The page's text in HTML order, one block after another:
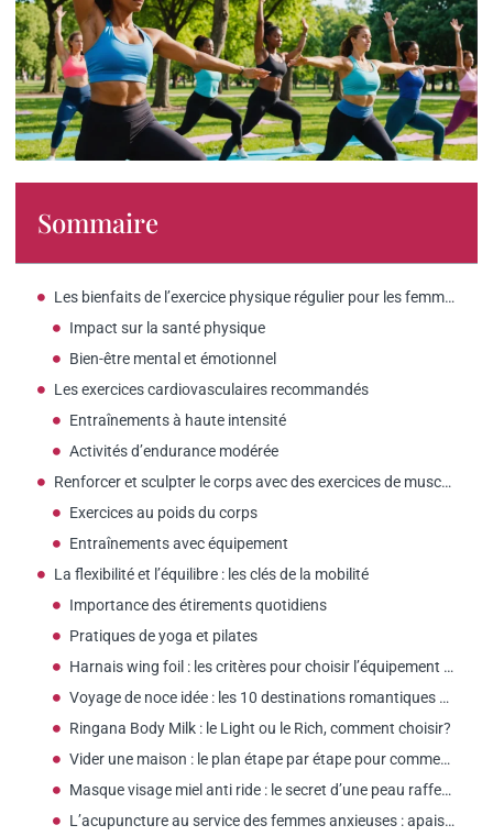
Sommaire
Les bienfaits de l’exercice physique régulier pour les femmes
Impact sur la santé physique
Bien-être mental et émotionnel
Les exercices cardiovasculaires recommandés
Entraînements à haute intensité
Activités d’endurance modérée
Renforcer et sculpter le corps avec des exercices de musculation
Exercices au poids du corps
Entraînements avec équipement
La flexibilité et l’équilibre : les clés de la mobilité
Importance des étirements quotidiens
Pratiques de yoga et pilates
Harnais wing foil : les critères pour choisir l’équipement adapté aux femmes
Voyage de noce idée : les 10 destinations romantiques selon votre budget
Ringana Body Milk : le Light ou le Rich, comment choisir?
Vider une maison : le plan étape par étape pour commencer ?
Masque visage miel anti ride : le secret d’une peau raffermie ?
L’acupuncture au service des femmes anxieuses : apaisement et sérénité assurés